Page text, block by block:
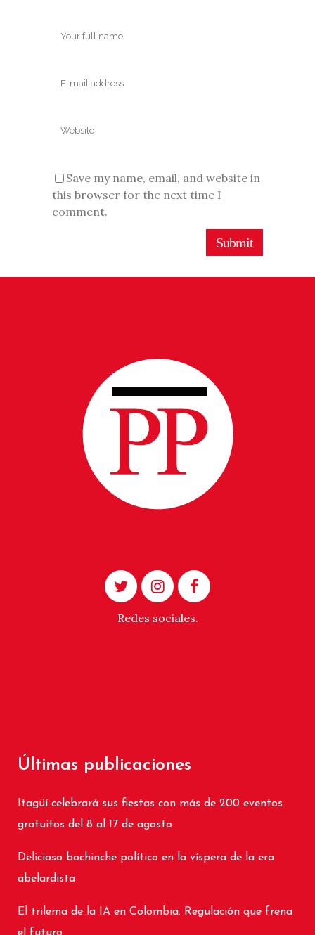
Save my name, email, and website in
this browser for the next time I
comment.
Redes sociales.
Últimas publicaciones
Itagüí celebrará sus fiestas con más de 200 eventos
gratuitos del 8 al 17 de agosto
Delicioso bochinche político en la víspera de la era
abelardista
El trilema de la IA en Colombia. Regulación que frena